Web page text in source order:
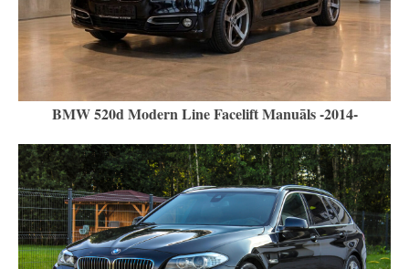
BMW 520d Modern Line Facelift Manuāls -2014-